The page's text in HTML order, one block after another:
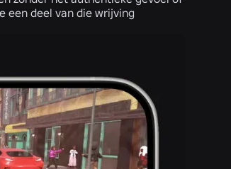
een deel van die wrijving